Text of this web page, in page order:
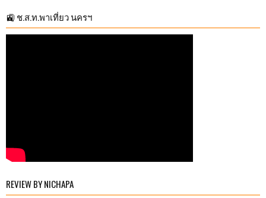
🚉 ช.ส.ท.พาเที่ยว นครฯ
REVIEW BY NICHAPA